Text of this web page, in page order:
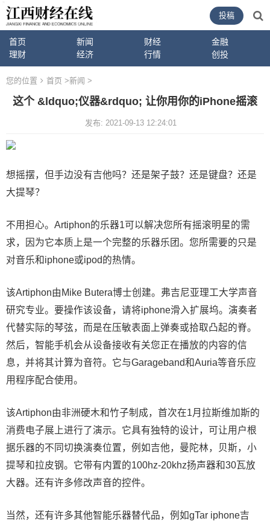
首页 新闻 财经
金融
理财
经济 行情 创投
投稿
您的位置 首页 >新闻 >
这个 &ldquo;仪器&rdquo; 让你用你的iPhone摇滚
发布: 2021-09-13 12:24:01
想摇摆，但手边没有吉他吗？还是架子鼓？还是键盘？还是
大提琴？
不用担心。Artiphon的乐器1可以解决您所有摇滚明星的需
求，因为它本质上是一个完整的乐器乐团。您所需要的只是
对音乐和iphone或ipod的热情。
该Artiphon由Mike Butera博士创建。弗吉尼亚理工大学声音
研究专业。要操作该设备，请将iphone滑入扩展坞。演奏者
代替实际的琴弦，而是在压敏表面上弹奏或拾取凸起的脊。
然后，智能手机会从设备接收有关您正在播放的内容的信
息，并将其计算为音符。它与Garageband和Auria等音乐应
用程序配合使用。
该Artiphon由非洲硬木和竹子制成，首次在1月拉斯维加斯的
消费电子展上进行了演示。它具有独特的设计，可让用户根
据乐器的不同切换演奏位置，例如吉他，曼陀林，贝斯，小
提琴和拉皮钢。它带有内置的100hz-20khz扬声器和30瓦放
大器。还有许多修改声音的控件。
当然，还有许多其他智能乐器替代品，例如gTar iphone吉